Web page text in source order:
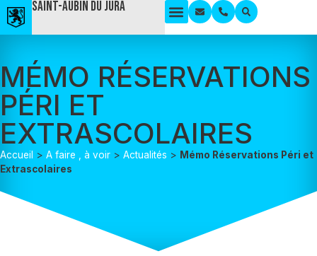
Saint-Aubin du Jura
MÉMO RÉSERVATIONS
PÉRI ET
EXTRASCOLAIRES
Accueil > A faire , à voir > Actualités > Mémo Réservations Péri et
Extrascolaires